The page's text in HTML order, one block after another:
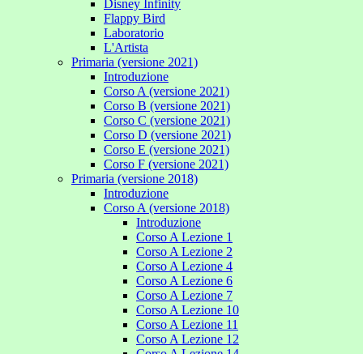
Disney Infinity
Flappy Bird
Laboratorio
L'Artista
Primaria (versione 2021)
Introduzione
Corso A (versione 2021)
Corso B (versione 2021)
Corso C (versione 2021)
Corso D (versione 2021)
Corso E (versione 2021)
Corso F (versione 2021)
Primaria (versione 2018)
Introduzione
Corso A (versione 2018)
Introduzione
Corso A Lezione 1
Corso A Lezione 2
Corso A Lezione 4
Corso A Lezione 6
Corso A Lezione 7
Corso A Lezione 10
Corso A Lezione 11
Corso A Lezione 12